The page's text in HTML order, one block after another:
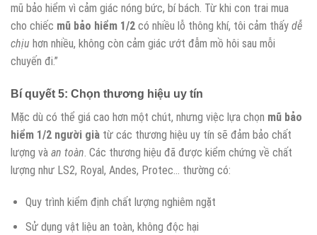
mũ bảo hiểm vì cảm giác nóng bức, bí bách. Từ khi con trai mua
cho chiếc mũ bảo hiểm 1/2 có nhiều lỗ thông khí, tôi cảm thấy dễ
chịu hơn nhiều, không còn cảm giác ướt đẫm mồ hôi sau mỗi
chuyến đi.”
Bí quyết 5: Chọn thương hiệu uy tín
Mặc dù có thể giá cao hơn một chút, nhưng việc lựa chọn mũ bảo
hiểm 1/2 người già từ các thương hiệu uy tín sẽ đảm bảo chất
lượng và an toàn . Các thương hiệu đã được kiểm chứng về chất
lượng như LS2, Royal, Andes, Protec… thường có:
Quy trình kiểm định chất lượng nghiêm ngặt
Sử dụng vật liệu an toàn, không độc hại